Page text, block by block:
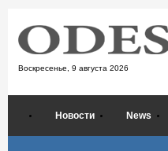
Воскресенье, 9 августа 2026
Новости News